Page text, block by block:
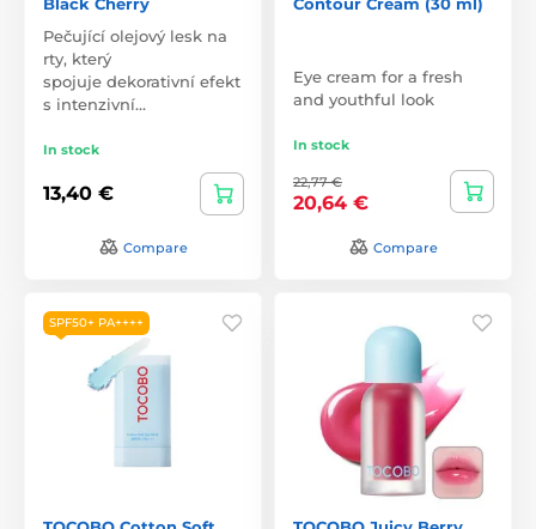
Pečující olejový lesk na
rty, který
spojuje dekorativní efekt
s intenzivní…
In stock
13,40 €
Compare
Eye cream for a fresh
and youthful look
In stock
22,77 €
20,64 €
Compare
SPF50+ PA++++